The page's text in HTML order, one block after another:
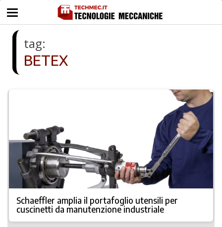
tag:
BETEX
Schaeffler amplia il portafoglio utensili per
cuscinetti da manutenzione industriale